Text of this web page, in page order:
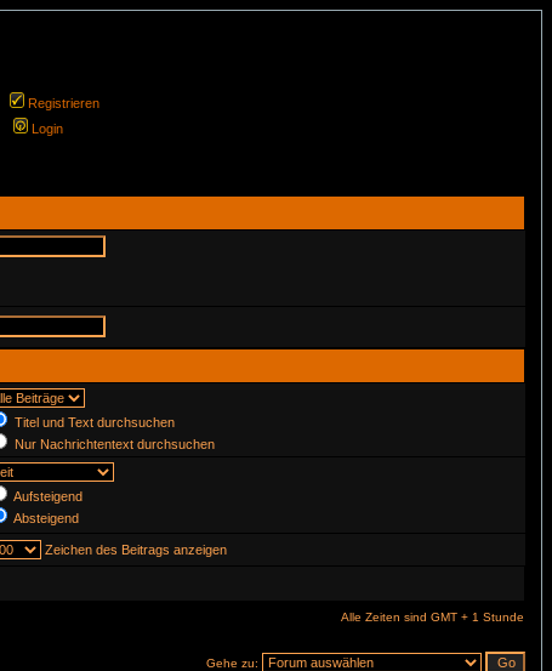
Registrieren
Login
Titel und Text durchsuchen
Nur Nachrichtentext durchsuchen
Aufsteigend
Absteigend
Zeichen des Beitrags anzeigen
Alle Zeiten sind GMT + 1 Stunde
Gehe zu: